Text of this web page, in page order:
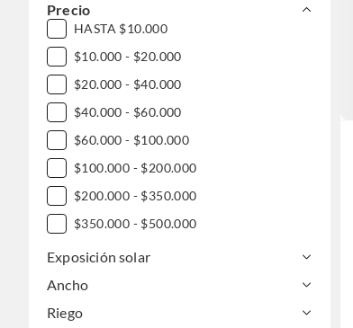
Precio
HASTA $10.000
$10.000 - $20.000
$20.000 - $40.000
$40.000 - $60.000
$60.000 - $100.000
$100.000 - $200.000
$200.000 - $350.000
$350.000 - $500.000
$500.000 - $1.000.000
Exposición solar
Ancho
Riego